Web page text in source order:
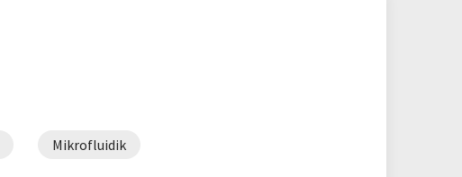
Mikrofluidik